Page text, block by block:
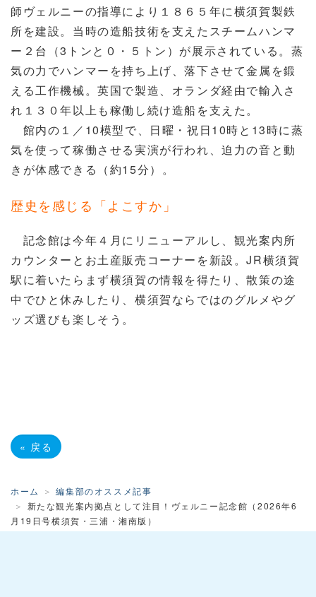
師ヴェルニーの指導により１８６５年に横須賀製鉄
所を建設。当時の造船技術を支えたスチームハンマ
ー２台（3トンと０・５トン）が展示されている。蒸
気の力でハンマーを持ち上げ、落下させて金属を鍛
える工作機械。英国で製造、オランダ経由で輸入さ
れ１３０年以上も稼働し続け造船を支えた。
館内の１／10模型で、日曜・祝日10時と13時に蒸
気を使って稼働させる実演が行われ、迫力の音と動
きが体感できる（約15分）。
歴史を感じる「よこすか」
記念館は今年４月にリニューアルし、観光案内所
カウンターとお土産販売コーナーを新設。JR横須賀
駅に着いたらまず横須賀の情報を得たり、散策の途
中でひと休みしたり、横須賀ならではのグルメやグ
ッズ選びも楽しそう。
« 戻る
ホーム
編集部のオススメ記事
新たな観光案内拠点として注目！ヴェルニー記念館（2026年6
月19日号横須賀・三浦・湘南版）